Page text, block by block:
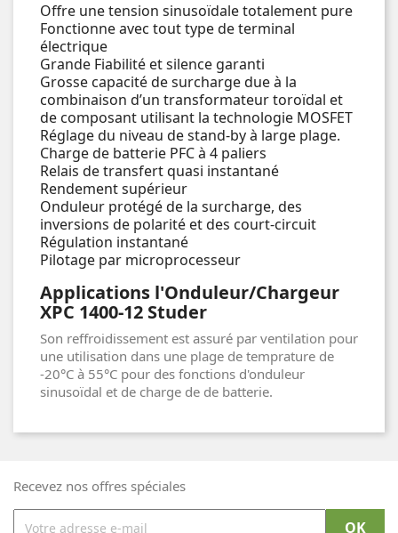
Offre une tension sinusoïdale totalement pure
Fonctionne avec tout type de terminal
électrique
Grande Fiabilité et silence garanti
Grosse capacité de surcharge due à la
combinaison d’un transformateur toroïdal et
de composant utilisant la technologie MOSFET
Réglage du niveau de stand-by à large plage.
Charge de batterie PFC à 4 paliers
Relais de transfert quasi instantané
Rendement supérieur
Onduleur protégé de la surcharge, des
inversions de polarité et des court-circuit
Régulation instantané
Pilotage par microprocesseur
Applications l'Onduleur/Chargeur
XPC 1400-12 Studer
Son reffroidissement est assuré par ventilation pour
une utilisation dans une plage de temprature de
-20°C à 55°C pour des fonctions d'onduleur
sinusoïdal et de charge de de batterie.
Recevez nos offres spéciales